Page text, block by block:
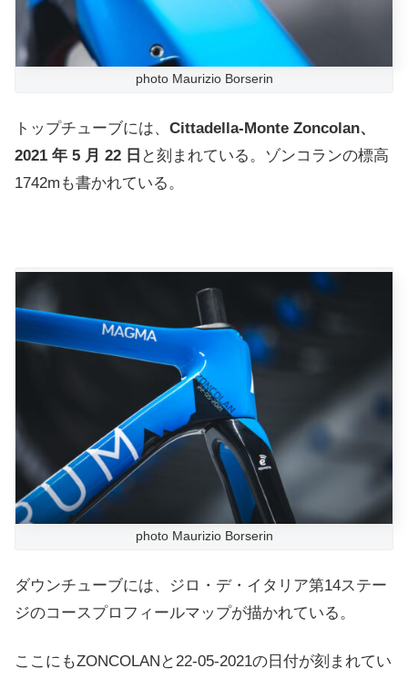
photo Maurizio Borserin
トップチューブには、 Cittadella-Monte Zoncolan、
2021 年 5 月 22 日 と刻まれている。ゾンコランの標高
1742mも書かれている。
photo Maurizio Borserin
ダウンチューブには、ジロ・デ・イタリア第14ステー
ジのコースプロフィールマップが描かれている。
ここにもZONCOLANと22-05-2021の日付が刻まれてい